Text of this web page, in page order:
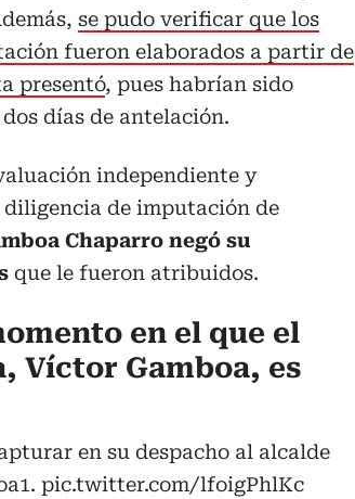
se pudo verificar que los
fueron elaborados a partir de
presentó, pues habrían sido
días de antelación.
independiente y
de imputación de
Chaparro negó su
que le fueron atribuidos.
en el que el
Víctor Gamboa, es
en su despacho al alcalde
. pic.twitter.com/lfoigPhlKc